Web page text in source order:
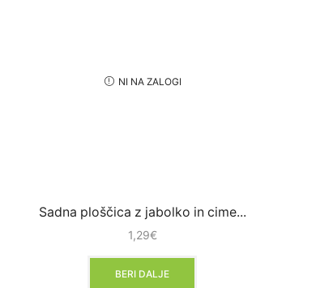
NI NA ZALOGI
Sadna ploščica z jabolko in cime...
1,29€
BERI DALJE